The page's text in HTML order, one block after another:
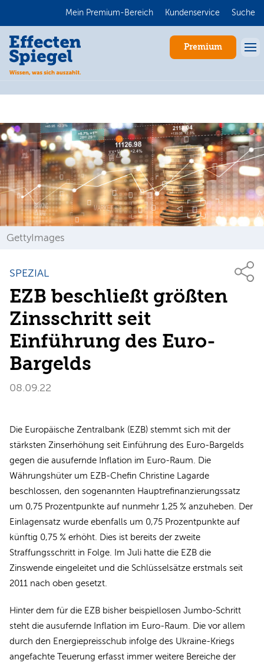
Mein Premium-Bereich Kundenservice Suche
Premium
GettyImages
SPEZIAL
EZB beschließt größten
Zinsschritt seit
Einführung des Euro-
Bargelds
08.09.22
Die Europäische Zentralbank (EZB) stemmt sich mit der
stärksten Zinserhöhung seit Einführung des Euro-Bargelds
gegen die ausufernde Inflation im Euro-Raum. Die
Währungshüter um EZB-Chefin Christine Lagarde
beschlossen, den sogenannten Hauptrefinanzierungssatz
um 0,75 Prozentpunkte auf nunmehr 1,25 % anzuheben. Der
Einlagensatz wurde ebenfalls um 0,75 Prozentpunkte auf
künftig 0,75 % erhöht. Dies ist bereits der zweite
Straffungsschritt in Folge. Im Juli hatte die EZB die
Zinswende eingeleitet und die Schlüsselsätze erstmals seit
2011 nach oben gesetzt.
Hinter dem für die EZB bisher beispiellosen Jumbo-Schritt
steht die ausufernde Inflation im Euro-Raum. Die vor allem
durch den Energiepreisschub infolge des Ukraine-Kriegs
angefachte Teuerung erfasst immer weitere Bereiche der
Anmelden